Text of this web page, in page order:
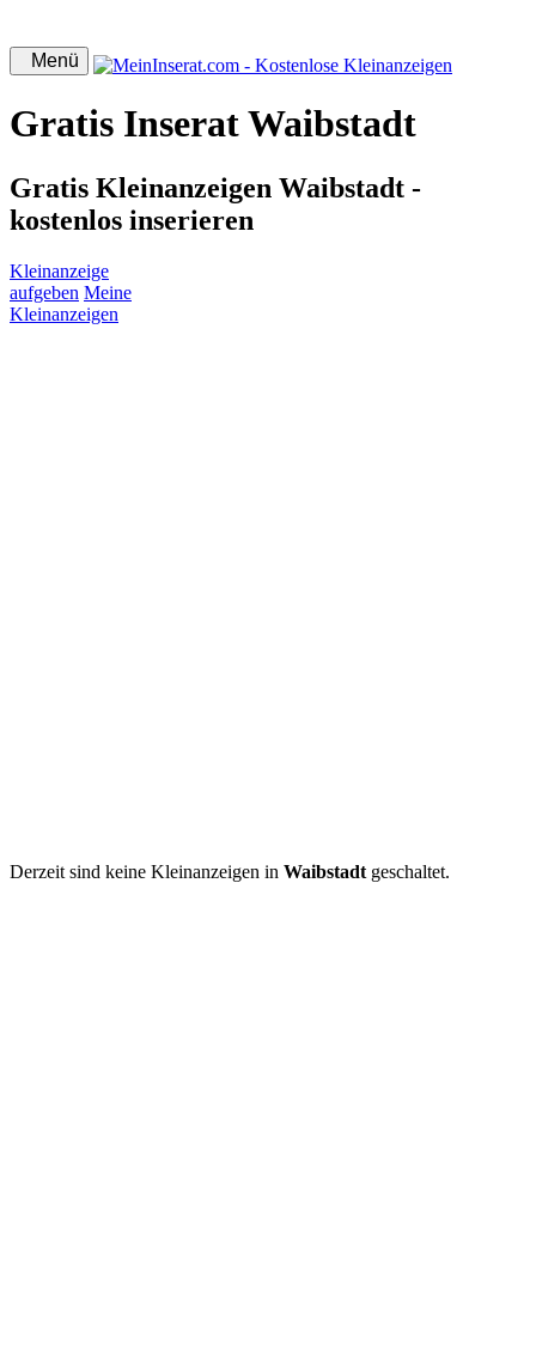
Menü
Gratis Inserat Waibstadt
Gratis Kleinanzeigen Waibstadt -
kostenlos inserieren
Kleinanzeige
aufgeben Meine
Kleinanzeigen
Derzeit sind keine Kleinanzeigen in Waibstadt geschaltet.